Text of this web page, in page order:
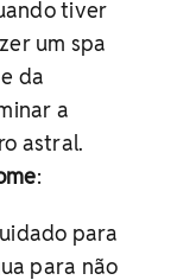
tiver
um spa
da
a
astral.
:
para
para não